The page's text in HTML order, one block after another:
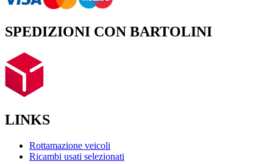
SPEDIZIONI CON BARTOLINI
LINKS
Rottamazione veicoli
Ricambi usati selezionati